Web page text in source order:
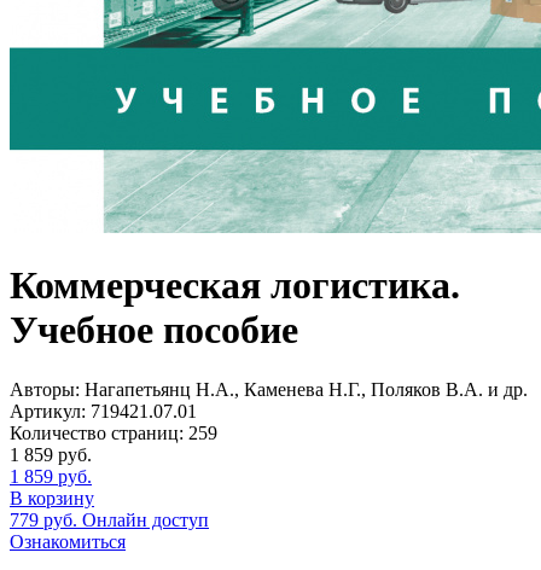
Коммерческая логистика.
Учебное пособие
Авторы: Нагапетьянц Н.А., Каменева Н.Г., Поляков В.А. и др.
Артикул: 719421.07.01
Количество страниц: 259
1 859 руб.
1 859 руб.
В корзину
779 руб. Онлайн доступ
Ознакомиться